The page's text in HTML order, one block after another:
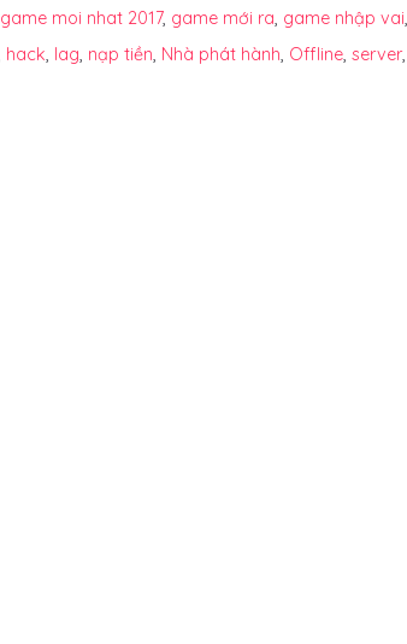
game moi nhat 2017, game mới ra game nhập vai
hack lag nạp tiền Nhà phát hành Offline server,